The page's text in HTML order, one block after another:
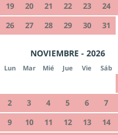
19
20 21 22 23 24
26
27 28 29 30 31
NOVIEMBRE - 2026
Lun Mar Mié Jue Vie Sáb
2
3 4 5 6 7
9
10 11 12 13 14